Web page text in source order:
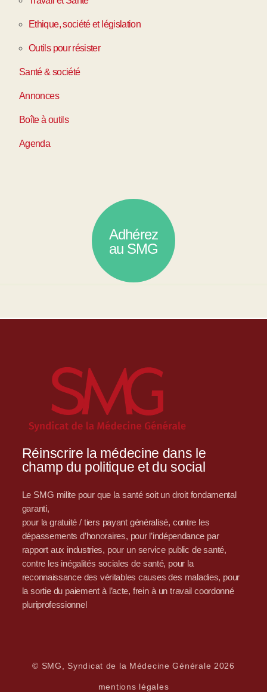
Ethique, société et législation
Outils pour résister
Santé & société
Annonces
Boîte à outils
Agenda
Adhérez
au SMG
Réinscrire la médecine dans le
champ du politique et du social
Le SMG milite pour que la santé soit un droit fondamental
garanti,
pour la gratuité / tiers payant généralisé, contre les
dépassements d’honoraires, pour l’indépendance par
rapport aux industries, pour un service public de santé,
contre les inégalités sociales de santé, pour la
reconnaissance des véritables causes des maladies, pour
la sortie du paiement à l’acte, frein à un travail coordonné
pluriprofessionnel
© SMG, Syndicat de la Médecine Générale 2026
mentions légales